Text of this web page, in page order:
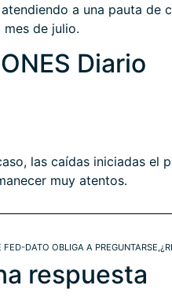
atendiendo a una pauta
de julio.
Diario
las caídas iniciadas el
muy atentos.
FED-DATO OBLIGA A
respuesta